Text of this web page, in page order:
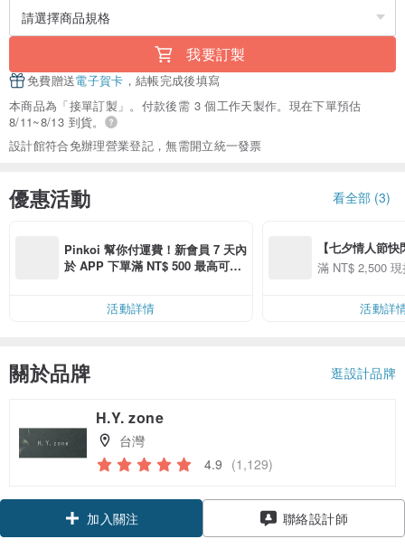
我要訂製
免費贈送電子賀卡 ，結帳完成後填寫
本商品為「接單訂製」。付款後需 3 個工作天製作。現在下單預估
8/11~8/13 到貨。
設計館符合免辦理營業登記，無需開立統一發票
優惠活動 看全部 (3)
Pinkoi 幫你付運費！新會員 7 天內
於 APP 下單滿 NT$ 500 最高可折
活動詳情
【七夕情人節
用 APP 購買任
滿 NT$ 2,500
活動詳
關於品牌 逛設計品牌
H.Y. zone
台灣
4.9 (1,129)
加入關注 聯絡設計師